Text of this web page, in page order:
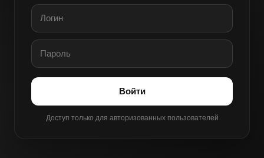
Войти
Доступ только для авторизованных пользователей